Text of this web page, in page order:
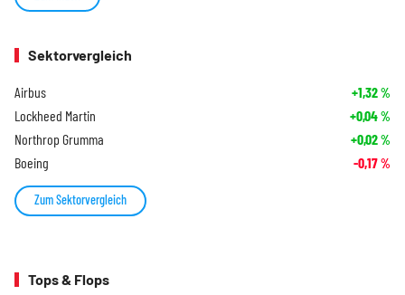
Sektorvergleich
Airbus +1,32%
Lockheed Martin +0,04%
Northrop Grumma +0,02%
Boeing -0,17%
Zum Sektorvergleich
Tops & Flops